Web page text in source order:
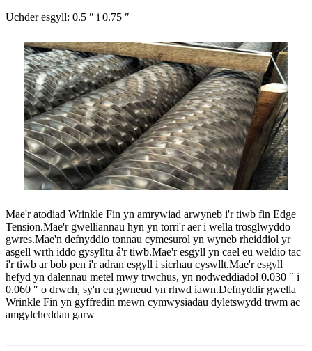
Uchder esgyll: 0.5 ″ i 0.75 ″
Mae'r atodiad Wrinkle Fin yn amrywiad arwyneb i'r tiwb fin Edge
Tension.Mae'r gwelliannau hyn yn torri'r aer i wella trosglwyddo
gwres.Mae'n defnyddio tonnau cymesurol yn wyneb rheiddiol yr
asgell wrth iddo gysylltu â'r tiwb.Mae'r esgyll yn cael eu weldio tac
i'r tiwb ar bob pen i'r adran esgyll i sicrhau cyswllt.Mae'r esgyll
hefyd yn dalennau metel mwy trwchus, yn nodweddiadol 0.030 ″ i
0.060 ″ o drwch, sy'n eu gwneud yn rhwd iawn.Defnyddir gwella
Wrinkle Fin yn gyffredin mewn cymwysiadau dyletswydd trwm ac
amgylcheddau garw